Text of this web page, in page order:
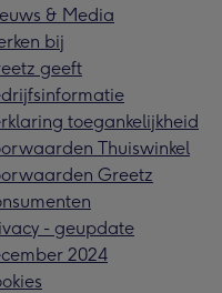
& Media
bij
geeft
toegankelijkheid
Thuiswinkel
Greetz
- geupdate
2024